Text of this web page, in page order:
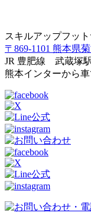
スキルアップフッ
〒869-1101 熊本県
JR 豊肥線 武蔵塚
熊本インターから